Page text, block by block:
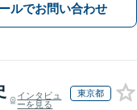
ルでお問い合わせ
インタビュ
ーを見る
東京都